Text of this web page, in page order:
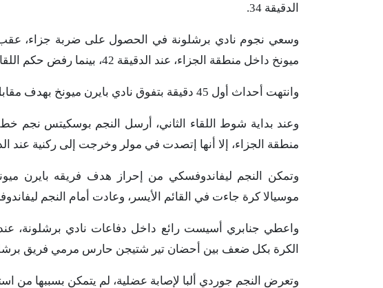
الدقيقة 34.
وسعي نجوم نادي برشلونة في الحصول على ضربة جزاء، عقب
ميونخ داخل منطقة الجزاء، عند الدقيقة 42، بينما رفض حكم اللقاء إحتساب أية مخالفة.
وانتهت أحداث أول 45 دقيقة بتفوق نادي بايرن ميونخ بهدف مقابل لا شيء.
وعند بداية شوط اللقاء الثاني، أرسل النجم بوسكيتس نجم
منطقة الجزاء، إلا أنها إتصدت في مولر وخرجت إلى ركنية عند
موسيالا كرة جاءت في القائم الأيسر، وعادت أمام النجم
الكرة بكل ضعف بين أحضان تير شتيجن حارس مرمي فريق
وتعرض النجم جوردي ألبا لإصابة عضلية، لم يتمكن بسببها من